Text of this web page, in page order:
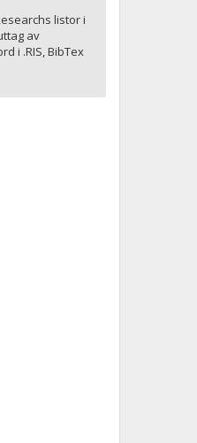
listor i
av
i .RIS, BibTex